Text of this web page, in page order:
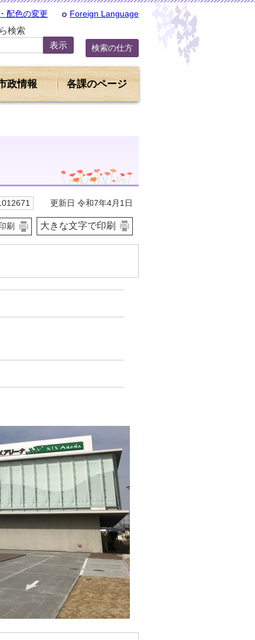
配色の変更 Foreign Language
検索
検索の仕方
政情報 各課のページ
更新日 令和7年4月1日
刷 大きな文字で印刷